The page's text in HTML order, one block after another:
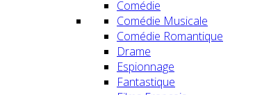
Comédie
Comédie Musicale
Comédie Romantique
Drame
Espionnage
Fantastique